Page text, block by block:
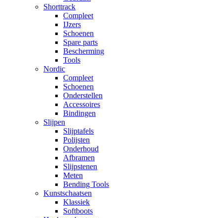
Shorttrack
Compleet
IJzers
Schoenen
Spare parts
Bescherming
Tools
Nordic
Compleet
Schoenen
Onderstellen
Accessoires
Bindingen
Slijpen
Slijptafels
Polijsten
Onderhoud
Afbramen
Slijpstenen
Meten
Bending Tools
Kunstschaatsen
Klassiek
Softboots